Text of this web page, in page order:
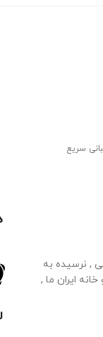
سریع
فرهانی , نرسیده به
بالای دارو خانه ایران ما ,